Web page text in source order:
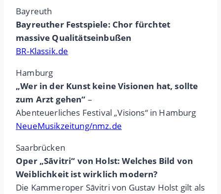
Bayreuth
Bayreuther Festspiele: Chor fürchtet
massive Qualitätseinbußen
BR-Klassik.de
Hamburg
„Wer in der Kunst keine Visionen hat, sollte
zum Arzt gehen“ –
Abenteuerliches Festival „Visions“ in Hamburg
NeueMusikzeitung/nmz.de
Saarbrücken
Oper „Sāvitri“ von Holst: Welches Bild von
Weiblichkeit ist wirklich modern?
Die Kammeroper Sāvitri von Gustav Holst gilt als